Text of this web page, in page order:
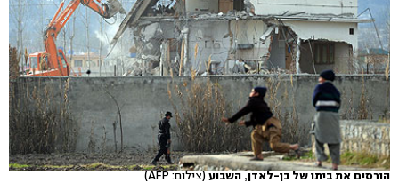
הורסים את ביתו של בן-לאדן, השבוע (צילום: AFP)